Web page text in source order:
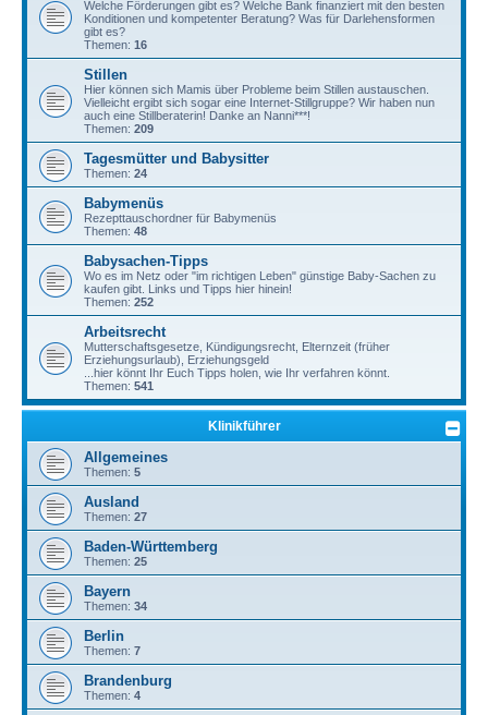
Welche Förderungen gibt es? Welche Bank finanziert mit den besten
Konditionen und kompetenter Beratung? Was für Darlehensformen
gibt es?
Themen: 16
Stillen
Hier können sich Mamis über Probleme beim Stillen austauschen.
Vielleicht ergibt sich sogar eine Internet-Stillgruppe? Wir haben nun
auch eine Stillberaterin! Danke an Nanni***!
Themen: 209
Tagesmütter und Babysitter
Themen: 24
Babymenüs
Rezepttauschordner für Babymenüs
Themen: 48
Babysachen-Tipps
Wo es im Netz oder "im richtigen Leben" günstige Baby-Sachen zu
kaufen gibt. Links und Tipps hier hinein!
Themen: 252
Arbeitsrecht
Mutterschaftsgesetze, Kündigungsrecht, Elternzeit (früher
Erziehungsurlaub), Erziehungsgeld
...hier könnt Ihr Euch Tipps holen, wie Ihr verfahren könnt.
Themen: 541
Klinikführer
Allgemeines
Themen: 5
Ausland
Themen: 27
Baden-Württemberg
Themen: 25
Bayern
Themen: 34
Berlin
Themen: 7
Brandenburg
Themen: 4